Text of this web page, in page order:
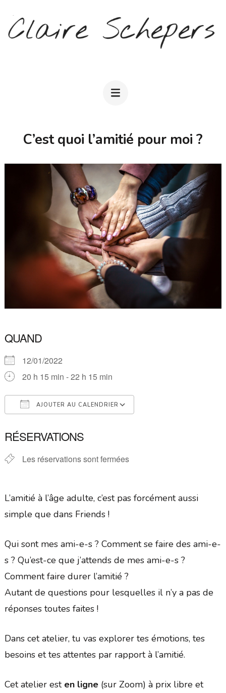
contenu
C’est quoi l’amitié pour moi ?
QUAND
12/01/2022
20 h 15 min - 22 h 15 min
AJOUTER AU CALENDRIER
RÉSERVATIONS
Les réservations sont fermées
L’amitié à l’âge adulte, c’est pas forcément aussi
simple que dans Friends !
Qui sont mes ami-e-s ? Comment se faire des ami-e-
s ? Qu’est-ce que j’attends de mes ami-e-s ?
Comment faire durer l’amitié ?
Autant de questions pour lesquelles il n’y a pas de
réponses toutes faites !
Dans cet atelier, tu vas explorer tes émotions, tes
besoins et tes attentes par rapport à l’amitié.
Cet atelier esten ligne(sur Zoom) à prix libre et